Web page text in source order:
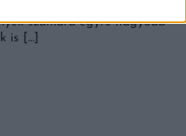
számára egyre nagyobb
is […]